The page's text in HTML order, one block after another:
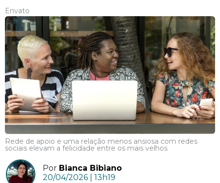
Envato
Rede de apoio e uma relação menos ansiosa com redes
sociais elevam a felicidade entre os mais velhos
Por Bianca Bibiano
20/04/2026 | 13h19